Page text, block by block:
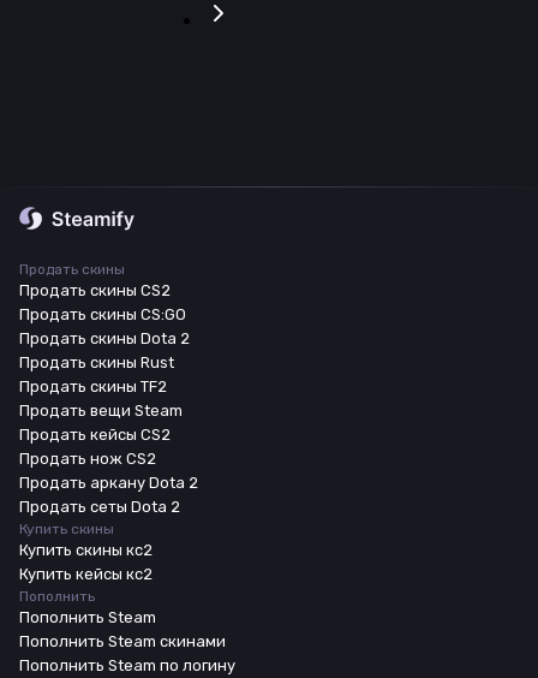
Продать скины
Продать скины CS2
Продать скины CS:GO
Продать скины Dota 2
Продать скины Rust
Продать скины TF2
Продать вещи Steam
Продать кейсы CS2
Продать нож CS2
Продать аркану Dota 2
Продать сеты Dota 2
Купить скины
Купить скины кс2
Купить кейсы кс2
Пополнить
Пополнить Steam
Пополнить Steam скинами
Пополнить Steam по логину